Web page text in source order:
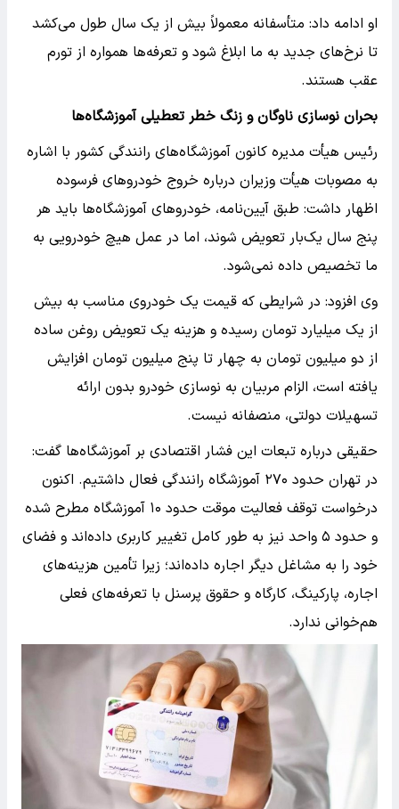
او ادامه داد: متأسفانه معمولاً بیش از یک سال طول می‌کشد
تا نرخ‌های جدید به ما ابلاغ شود و تعرفه‌ها همواره از تورم
عقب هستند.
بحران نوسازی ناوگان و زنگ خطر تعطیلی آموزشگاه‌ها
رئیس هیأت مدیره کانون آموزشگاه‌های رانندگی کشور با اشاره
به مصوبات هیأت وزیران درباره خروج خودرو‌های فرسوده
اظهار داشت: طبق آیین‌نامه، خودرو‌های آموزشگاه‌ها باید هر
پنج سال یک‌بار تعویض شوند، اما در عمل هیچ خودرویی به
ما تخصیص داده نمی‌شود.
وی افزود: در شرایطی که قیمت یک خودروی مناسب به بیش
از یک میلیارد تومان رسیده و هزینه یک تعویض روغن ساده
از دو میلیون تومان به چهار تا پنج میلیون تومان افزایش
یافته است، الزام مربیان به نوسازی خودرو بدون ارائه
تسهیلات دولتی، منصفانه نیست.
حقیقی درباره تبعات این فشار اقتصادی بر آموزشگاه‌ها گفت:
در تهران حدود ۲۷۰ آموزشگاه رانندگی فعال داشتیم. اکنون
درخواست توقف فعالیت موقت حدود ۱۰ آموزشگاه مطرح شده
و حدود ۵ واحد نیز به طور کامل تغییر کاربری داده‌اند و فضای
خود را به مشاغل دیگر اجاره داده‌اند؛ زیرا تأمین هزینه‌های
اجاره، پارکینگ، کارگاه و حقوق پرسنل با تعرفه‌های فعلی
هم‌خوانی ندارد.